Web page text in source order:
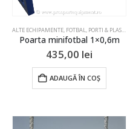
ALTE ECHIPAMENTE, FOTBAL, PORTI & PLASE ,
Poarta minifotbal 1×0,6m
435,00 lei
ADAUGĂ ÎN COȘ